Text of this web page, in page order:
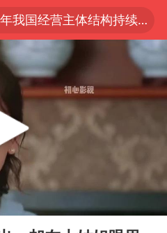
上半年我国经营主体结构持续优化
机场已取消航班388架次
中国籍豪华游艇富商之子在泰国被杀
无缘横滨赛决赛
斩棘2026》阵容官宣
1高楼阻尼器摆动明显